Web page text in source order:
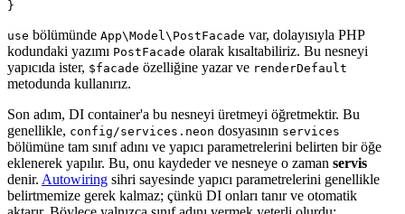
use bölümünde App\Model\PostFacade var, dolayısıyla PHP
kodundaki yazımı PostFacade olarak kısaltabiliriz. Bu nesneyi
yapıcıda ister, $facade özelliğine yazar ve renderDefault
metodunda kullanırız.
Son adım, DI container'a bu nesneyi üretmeyi öğretmektir. Bu
genellikle, config/services.neon dosyasının services
bölümüne tam sınıf adını ve yapıcı parametrelerini belirten bir öğe
eklenerek yapılır. Bu, onu kaydeder ve nesneye o zaman servis
denir. Autowiring sihri sayesinde yapıcı parametrelerini genellikle
belirtmemize gerek kalmaz; çünkü DI onları tanır ve otomatik